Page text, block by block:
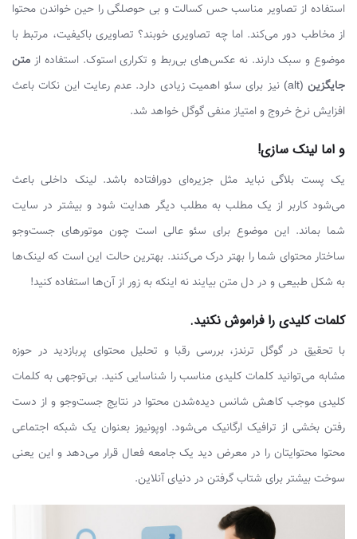
استفاده از تصاویر مناسب حس کسالت و بی حوصلگی را حین خواندن محتوا
از مخاطب دور می‌کند. اما چه تصاویری خوبند؟ تصاویری باکیفیت، مرتبط با
موضوع و سبک دارند. نه عکس‌های بی‌ربط و تکراری استوک. استفاده از متن
جایگزین
(alt) نیز برای سئو اهمیت زیادی دارد. عدم رعایت این نکات باعث
افزایش نرخ خروج و امتیاز منفی گوگل خواهد شد.
و اما لینک سازی!
یک پست بلاگی نباید مثل جزیره‌ای دورافتاده باشد. لینک داخلی باعث
می‌شود کاربر از یک مطلب به مطلب دیگر هدایت شود و بیشتر در سایت
شما بماند. این موضوع برای سئو عالی است چون موتورهای جست‌وجو
ساختار محتوای شما را بهتر درک می‌کنند. بهترین حالت این است که لینک‌ها
به شکل طبیعی و در دل متن بیایند نه اینکه به زور از آن‌ها استفاده کنید!
کلمات کلیدی را فراموش نکنید.
با تحقیق در گوگل ترندز، بررسی رقبا و تحلیل محتوای پربازدید در حوزه
مشابه می‌توانید کلمات کلیدی مناسب را شناسایی کنید. بی‌توجهی به کلمات
کلیدی موجب کاهش شانس دیده‌شدن محتوا در نتایج جست‌وجو و از دست
رفتن بخشی از ترافیک ارگانیک می‌شود. اوپونیوز بعنوان یک شبکه اجتماعی
محتوا محتوایتان را در معرض دید یک جامعه‌ فعال قرار می‌دهد و این یعنی
سوخت بیشتر برای شتاب گرفتن در دنیای آنلاین.